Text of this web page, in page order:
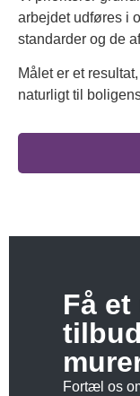
arbejdet udføres i
standarder og de
Målet er et
naturligt til
Få
Fortæl os